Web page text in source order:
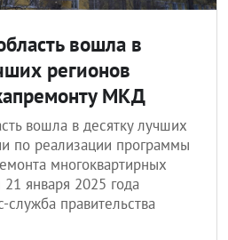
вошла в
регионов
МКД
вошла в десятку лучших
по реализации программы
многоквартирных
января 2025 года
служба правительства